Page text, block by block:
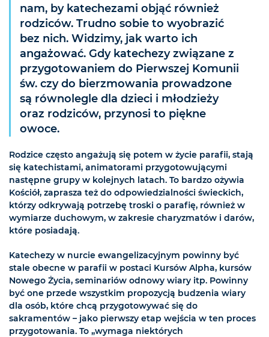
nam, by katechezami objąć również
rodziców. Trudno sobie to wyobrazić
bez nich. Widzimy, jak warto ich
angażować. Gdy katechezy związane z
przygotowaniem do Pierwszej Komunii
św. czy do bierzmowania prowadzone
są równolegle dla dzieci i młodzieży
oraz rodziców, przynosi to piękne
owoce.
Rodzice często angażują się potem w życie parafii, stają
się katechistami, animatorami przygotowującymi
następne grupy w kolejnych latach. To bardzo ożywia
Kościół, zaprasza też do odpowiedzialności świeckich,
którzy odkrywają potrzebę troski o parafię, również w
wymiarze duchowym, w zakresie charyzmatów i darów,
które posiadają.
Katechezy w nurcie ewangelizacyjnym powinny być
stale obecne w parafii w postaci Kursów Alpha, kursów
Nowego Życia, seminariów odnowy wiary itp. Powinny
być one przede wszystkim propozycją budzenia wiary
dla osób, które chcą przygotowywać się do
sakramentów – jako pierwszy etap wejścia w ten proces
przygotowania. To „wymaga niektórych